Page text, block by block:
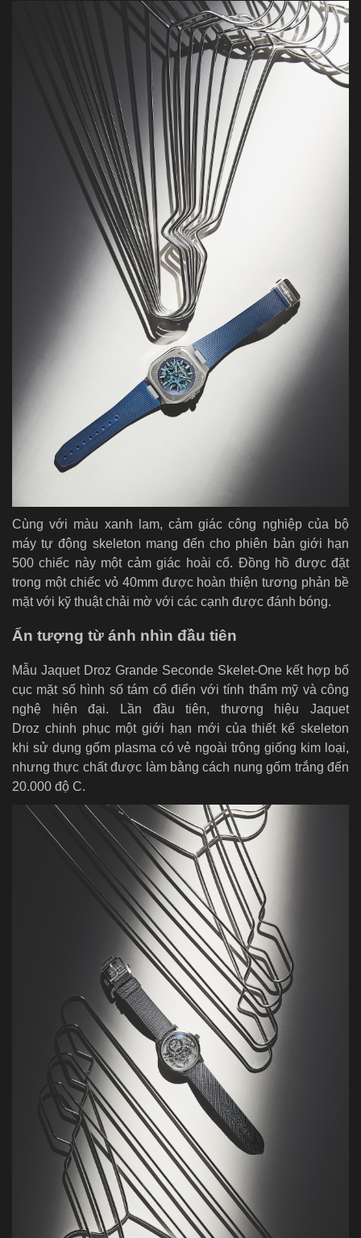
Cùng với màu xanh lam, cảm giác công nghiệp của bộ
máy tự động skeleton mang đến cho phiên bản giới hạn
500 chiếc này một cảm giác hoài cổ. Đồng hồ được đặt
trong một chiếc vỏ 40mm được hoàn thiện tương phản bề
mặt với kỹ thuật chải mờ với các cạnh được đánh bóng.
Ấn tượng từ ánh nhìn đầu tiên
Mẫu Jaquet Droz Grande Seconde Skelet-One kết hợp bố
cục mặt số hình số tám cổ điển với tính thẩm mỹ và công
nghệ hiện đại. Lần đầu tiên, thương hiệu Jaquet
Droz chinh phục một giới hạn mới của thiết kế skeleton
khi sử dụng gốm plasma có vẻ ngoài trông giống kim loại,
nhưng thực chất được làm bằng cách nung gốm trắng đến
20.000 độ C.